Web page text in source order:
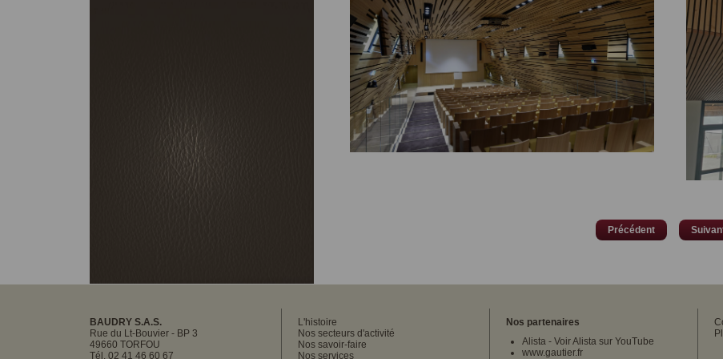
Salon Global Industrie 2022
En savoir plus
Précédent
BAUDRY S.A.S.
Rue du Lt-Bouvier - BP 3
49660 TORFOU
Tél. 02 41 46 60 67
L'histoire
Nos secteurs d'activité
Nos savoir-faire
Nos services
Nos partenaires
Alista - Voir Alista sur YouTube
www.gautier.fr